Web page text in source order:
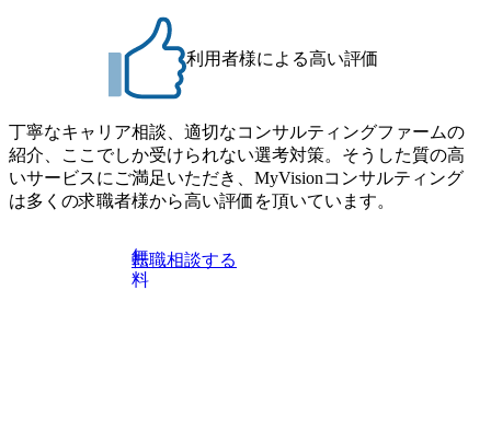
どはなく、個別選考のみの実施を予定しています ※1名あた
りの拘束時間は1時間～最大2時間半程度を想定しています
※1次面接と最終面接の間をなるべく空けないよう調整して
おりますが、調整が叶わないケースもございます オンライ
ン 書類選考通過者
ラインまたはオフラインの実施 ※東京オフィスのみのご応
募となります。他オフィス希望を含めたご応募はお受けい
たしかねますのでご了承ください ● フルタイムでの職務経
歴を2年以上お持ちの方で、東京オフィスのコンサルタント
ポジションに応募意思がある方 ● 英語・日本語ともにビジ
ネスレベルの方 ※日本語が母国語でない方は日本語能力
試験N1またはそれ相当の上級レベルの日本語力(会話・読解
力)
利用者様による高い評価
丁寧なキャリア相談、適切なコンサルティングファームの
紹介、ここでしか受けられない選考対策。そうした質の高
いサービスにご満足いただき、MyVisionコンサルティング
は多くの求職者様から高い評価を頂いています。
無
料
転職相談する